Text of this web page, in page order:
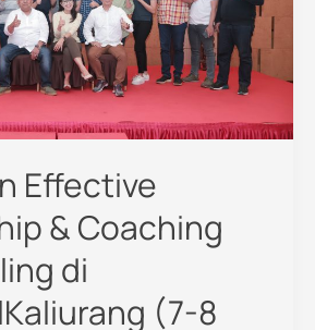
Effective
& Coaching
di
(7-8